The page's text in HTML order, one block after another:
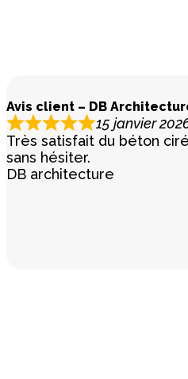
Avis client – DB
15 janvier
Très satisfait du béton
sans hésiter.
DB architecture